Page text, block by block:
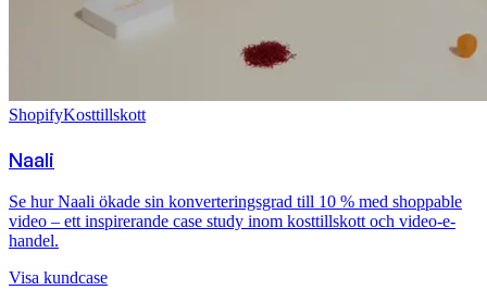
ShopifyKosttillskott
Naali
Se hur Naali ökade sin konverteringsgrad till 10 % med shoppable
video – ett inspirerande case study inom kosttillskott och video-e-
handel.
Visa kundcase